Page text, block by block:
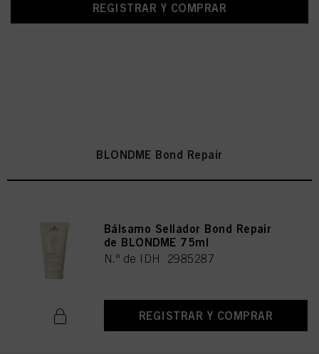
REGISTRAR Y COMPRAR
BLONDME Bond Repair
Bálsamo Sellador Bond Repair
de BLONDME 75ml
N.º de IDH 2985287
REGISTRAR Y COMPRAR